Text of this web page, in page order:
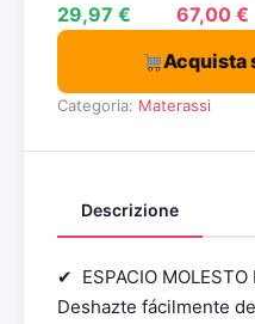
29,97 € 67,00 €
Acquista
Categoria: Materassi
Descrizione
✔ ️ ESPACIO MOLESTO
Deshazte fácilmente